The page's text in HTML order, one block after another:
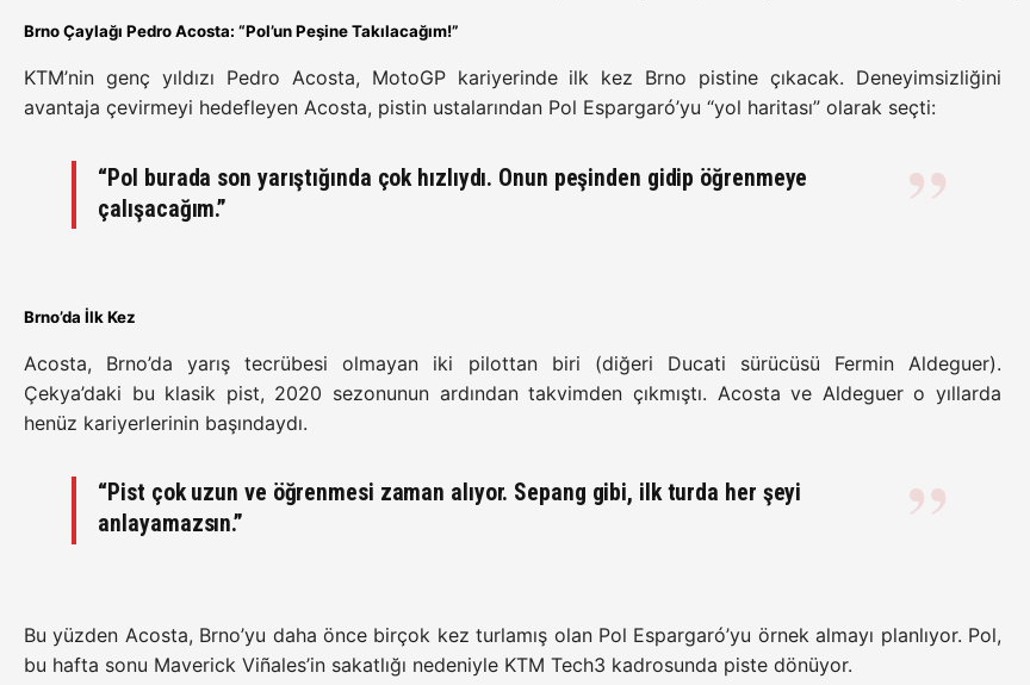
Brno Çaylağı Pedro Acosta: “Pol’un Peşine Takılacağım!”
KTM’nin genç yıldızı Pedro Acosta, MotoGP kariyerinde ilk kez Brno pistine çıkacak. Deneyimsizliğini
avantaja çevirmeyi hedefleyen Acosta, pistin ustalarından Pol Espargaró’yu “yol haritası” olarak seçti:
“Pol burada son yarıştığında çok hızlıydı. Onun peşinden gidip öğrenmeye
çalışacağım.”
Brno’da İlk Kez
Acosta, Brno’da yarış tecrübesi olmayan iki pilottan biri (diğeri Ducati sürücüsü Fermin Aldeguer).
Çekya’daki bu klasik pist, 2020 sezonunun ardından takvimden çıkmıştı. Acosta ve Aldeguer o yıllarda
henüz kariyerlerinin başındaydı.
“Pist çok uzun ve öğrenmesi zaman alıyor. Sepang gibi, ilk turda her şeyi
anlayamazsın.”
Bu yüzden Acosta, Brno’yu daha önce birçok kez turlamış olan Pol Espargaró’yu örnek almayı planlıyor. Pol,
bu hafta sonu Maverick Viñales’in sakatlığı nedeniyle KTM Tech3 kadrosunda piste dönüyor.